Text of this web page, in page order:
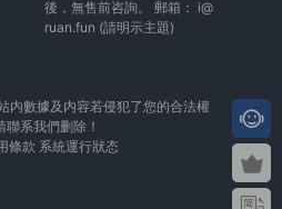
後，無售前咨詢。 郵箱： i@
ruan.fun (請明示主題)
數據及内容若侵犯了您的合法權
聯系我們删除！
條款 系統運行狀态